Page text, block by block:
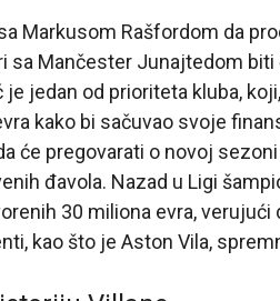
Markusom Rašfordom da
sa Mančester Junajtedom
jedan od prioriteta kluba,
kako bi sačuvao svoje
će pregovarati o novoj
đavola. Nazad u Ligi
30 miliona evra, verujući
kao što je Aston Vila,